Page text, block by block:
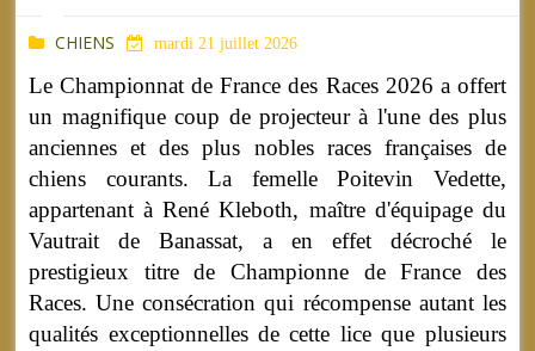
CHIENS mardi 21 juillet 2026
Le Championnat de France des Races 2026 a offert
un magnifique coup de projecteur à l'une des plus
anciennes et des plus nobles races françaises de
chiens courants. La femelle Poitevin Vedette,
appartenant à René Kleboth, maître d'équipage du
Vautrait de Banassat, a en effet décroché le
prestigieux titre de Championne de France des
Races. Une consécration qui récompense autant les
qualités exceptionnelles de cette lice que plusieurs